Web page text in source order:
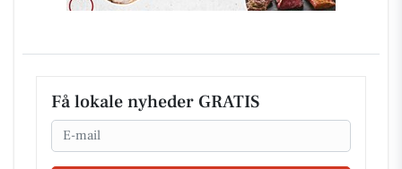
Få lokale nyheder GRATIS
Email